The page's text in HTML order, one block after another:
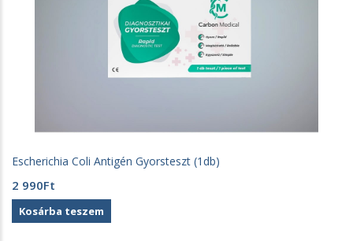
Escherichia Coli Antigén Gyorsteszt (1db)
2 990Ft
Kosárba teszem